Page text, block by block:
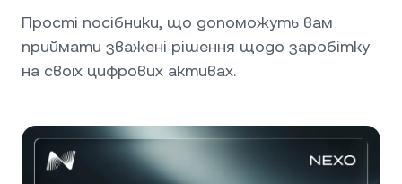
Прості посібники, що допоможуть вам
приймати зважені рішення щодо заробітку
на своїх цифрових активах.